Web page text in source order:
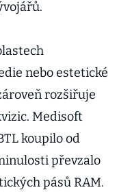
nebo estetické
rozšiřuje
Medisoft
koupilo od
převzalo
pásů RAM.